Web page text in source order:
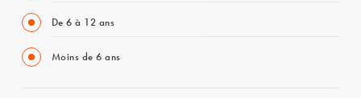
De 6 à 12 ans
Moins de 6 ans